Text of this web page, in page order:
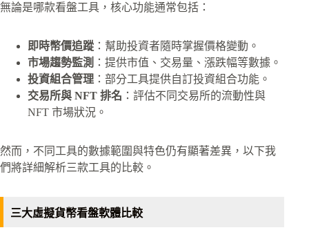
無論是哪款看盤工具，核心功能通常包括：
即時幣價追蹤 ：幫助投資者隨時掌握價格變動。
市場趨勢監測 ：提供市值、交易量、漲跌幅等數據。
投資組合管理 ：部分工具提供自訂投資組合功能。
交易所與 NFT 排名 ：評估不同交易所的流動性與
NFT 市場狀況。
然而，不同工具的數據範圍與特色仍有顯著差異，以下我
們將詳細解析三款工具的比較。
三大虛擬貨幣看盤軟體比較